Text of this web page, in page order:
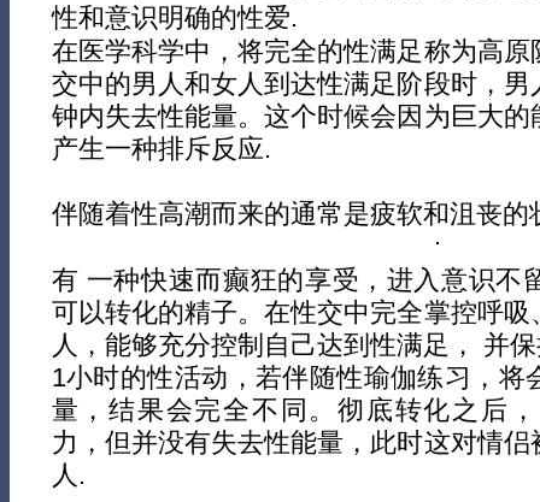
性和意识明确的性爱.
在医学科学中，将完全的性满足称为高
交中的男人和女人到达性满足阶段时，
钟内失去性能量。这个时候会因为巨大
产生一种排斥反应.
伴随着性高潮而来的通常是疲软和沮丧的
有 一种快速而癫狂的享受，进入意识不
可以转化的精子。在性交中完全掌控呼
人，能够充分控制自己达到性满足， 并
1小时的性活动，若伴随性瑜伽练习，将
量，结果会完全不同。彻底转化之后
力，但并没有失去性能量，此时这对情
人.